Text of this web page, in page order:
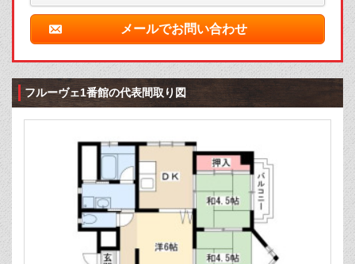
メールでお問い合わせ
フルーヴェ1番館の代表間取り図